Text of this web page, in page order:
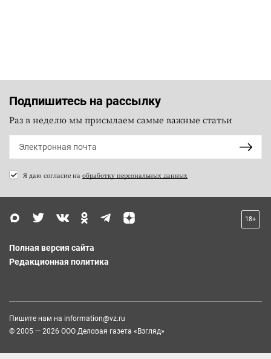
Подпишитесь на рассылку
Раз в неделю мы присылаем самые важные статьи
Я даю согласие на обработку персональных данных
18+
Полная версия сайта
Редакционная политика
Пишите нам на information@vz.ru
© 2005 — 2026 ООО Деловая газета «Взгляд»